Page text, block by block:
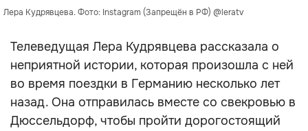
Лера Кудрявцева. Фото: Instagram (Запрещён в РФ) @leratv
Телеведущая Лера Кудрявцева рассказала о
неприятной истории, которая произошла с ней
во время поездки в Германию несколько лет
назад. Она отправилась вместе со свекровью в
Дюссельдорф, чтобы пройти дорогостоящий